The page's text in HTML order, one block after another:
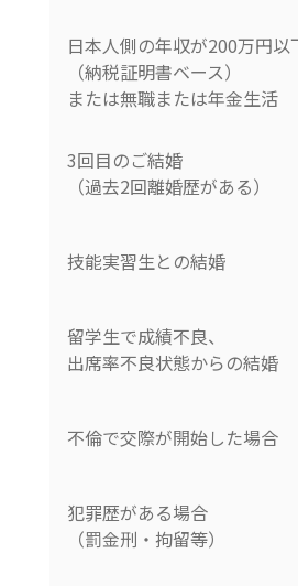
日本人側の年収が200万円以
（納税証明書ベース）
または無職または年金生活
3回目のご結婚
（過去2回離婚歴がある）
技能実習生との結婚
留学生で成績不良、
出席率不良状態からの結婚
不倫で交際が開始した場合
犯罪歴がある場合
（罰金刑・拘留等）